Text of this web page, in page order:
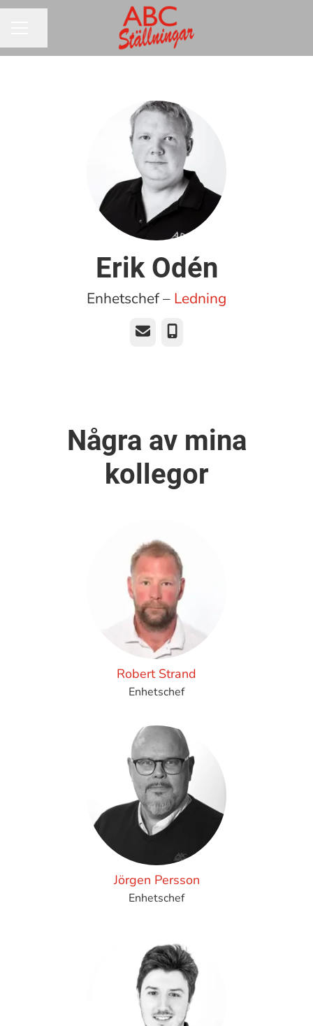
Erik Odén
Enhetschef – Ledning
E-post Telefon
Några av mina
kollegor
Robert Strand
Enhetschef
Jörgen Persson
Enhetschef